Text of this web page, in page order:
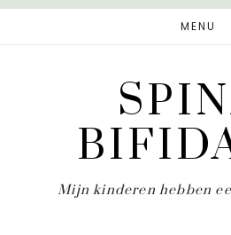
Door
Spring
MENU
Mijn kinderen hebben